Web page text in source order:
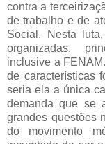
contra a
de trabalho e de
Social. Nesta
organizadas,
inclusive a
de características
seria ela a única
demanda que se
grandes questões
do movimento